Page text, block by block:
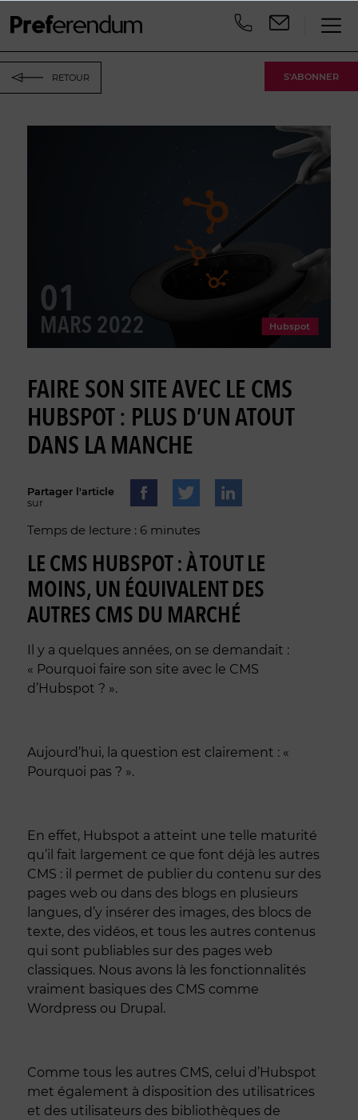
S'ABONNER
RETOUR
01
MARS 2022 Hubspot
FAIRE SON SITE AVEC LE CMS
HUBSPOT : PLUS D’UN ATOUT
DANS LA MANCHE
Partager l'article
sur
Temps de lecture : 6 minutes
LE CMS HUBSPOT : À TOUT LE
MOINS, UN ÉQUIVALENT DES
AUTRES CMS DU MARCHÉ
Il y a quelques années, on se demandait :
« Pourquoi faire son site avec le CMS
d’Hubspot ? ».
Aujourd’hui, la question est clairement : «
Pourquoi pas ? ».
En effet, Hubspot a atteint une telle maturité
qu’il fait largement ce que font déjà les autres
CMS : il permet de publier du contenu sur des
pages web ou dans des blogs en plusieurs
langues, d’y insérer des images, des blocs de
texte, des vidéos, et tous les autres contenus
qui sont publiables sur des pages web
classiques. Nous avons là les fonctionnalités
vraiment basiques des CMS comme
Wordpress ou Drupal.
Comme tous les autres CMS, celui d’Hubspot
met également à disposition des utilisatrices
et des utilisateurs des bibliothèques de